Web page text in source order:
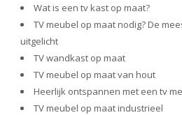
Wat is een tv kast op maat?
TV meubel op maat nodig? De
uitgelicht
TV wandkast op maat
TV meubel op maat van hout
Heerlijk ontspannen met een tv
TV meubel op maat industrieel